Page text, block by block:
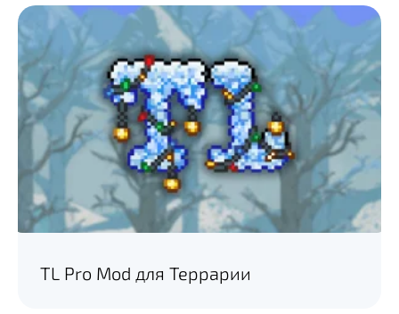
TL Pro Mod для Террарии